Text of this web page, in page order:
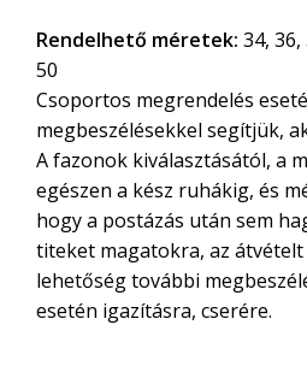
Rendelhető méretek: 34, 36,
50
Csoportos megrendelés
megbeszélésekkel segítjük,
A fazonok kiválasztásától, a
egészen a kész ruhákig, és
hogy a postázás után sem
titeket magatokra, az
lehetőség további
esetén igazításra, cserére.